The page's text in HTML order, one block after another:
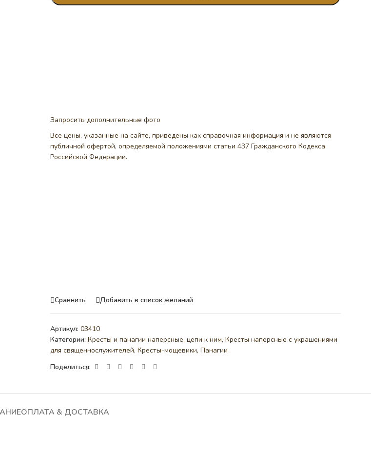
Запросить дополнительные фото
Все цены, указанные на сайте, приведены как справочная информация и не являются
публичной офертой, определяемой положениями статьи 437 Гражданского Кодекса
Российской Федерации.
Сравнить Добавить в список желаний
Артикул: 03410
Категории: Кресты и панагии наперсные, цепи к ним, Кресты наперсные с украшениями
для священнослужителей, Кресты-мощевики, Панагии
Поделиться:
ОПЛАТА & ДОСТАВКА